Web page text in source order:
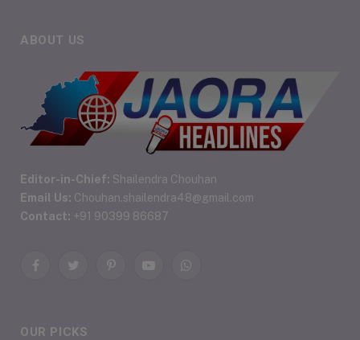
ABOUT US
Editor-in-Chief: Shailendra Chouhan
Email Us: Chouhan.shailendra48@gmail.com
Contact: +91 90399 86687
FacebookTwitterPinterestYouTubeWhatsApp
OUR PICKS